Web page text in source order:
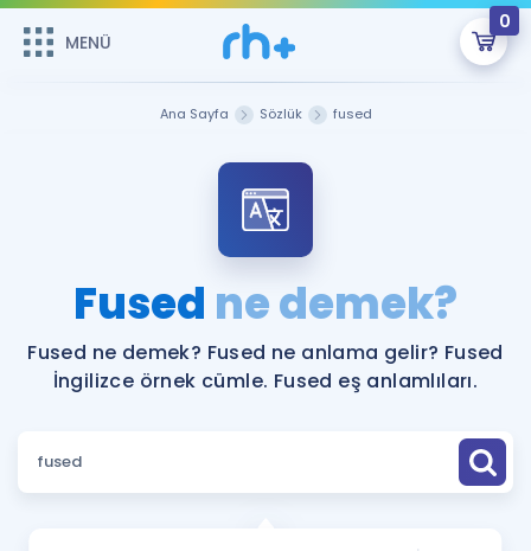
MENÜ
0
ÜYE DEĞİLİM
Sepetin Şu An Boş.
Remzi Hoca ile seni sınava hazırlayacak onlarca eğitim seni
bekliyor!
MENÜ
Faydalı Araçlar
Sözlük
Ana Sayfa Sözlük fused
Fused ne demek?
Fused ne demek? Fused ne anlama gelir? Fused
İngilizce örnek cümle. Fused eş anlamlıları.